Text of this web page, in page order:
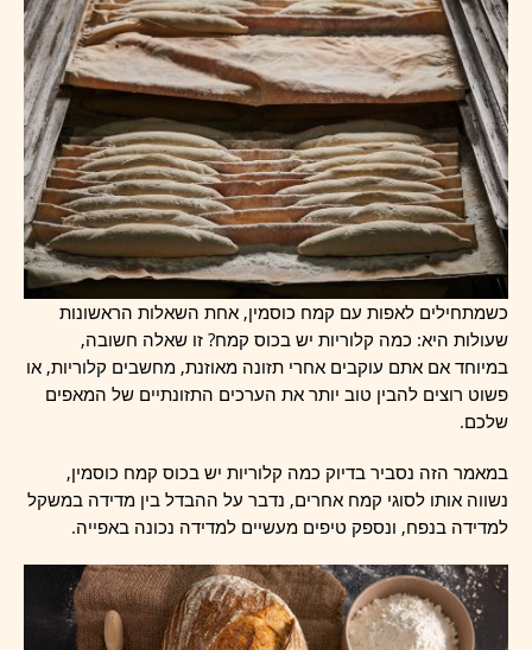
כשמתחילים לאפות עם קמח כוסמין, אחת השאלות הראשונות
שעולות היא: כמה קלוריות יש בכוס קמח? זו שאלה חשובה,
במיוחד אם אתם עוקבים אחרי תזונה מאוזנת, מחשבים קלוריות, או
פשוט רוצים להבין טוב יותר את הערכים התזונתיים של המאפים
שלכם.
במאמר הזה נסביר בדיוק כמה קלוריות יש בכוס קמח כוסמין,
נשווה אותו לסוגי קמח אחרים, נדבר על ההבדל בין מדידה במשקל
למדידה בנפח, ונספק טיפים מעשיים למדידה נכונה באפייה.